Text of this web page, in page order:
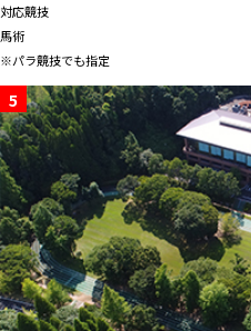
対応競技
馬術
※パラ競技でも指定
5